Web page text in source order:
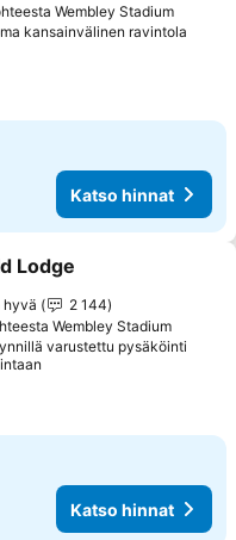
Wembley Stadium
kansainvälinen ravintola
Katso hinnat
suosikkeihin
Lodge
hyvä
2 144
Wembley Stadium
varustettu pysäköinti
Katso hinnat